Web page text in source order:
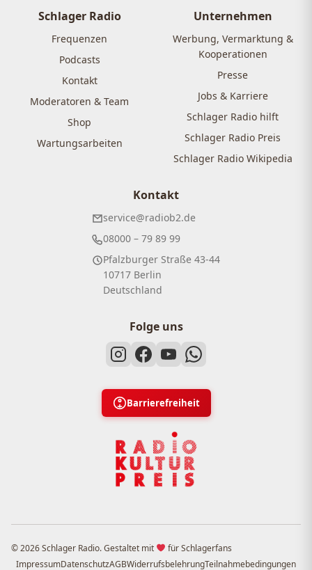
Beiträge
Schlager Radio
Frequenzen
Podcasts
Kontakt
Moderatoren & Team
Shop
Wartungsarbeiten
Unternehmen
Werbung, Vermarktung &
Kooperationen
Presse
Jobs & Karriere
Schlager Radio hilft
Schlager Radio Preis
Schlager Radio Wikipedia
Kontakt
service@radiob2.de
08000 – 79 89 99
Pfalzburger Straße 43-44
10717 Berlin
Deutschland
Folge uns
Barrierefreiheit
© 2026 Schlager Radio. Gestaltet mit
für Schlagerfans
ImpressumDatenschutzAGBWiderrufsbelehrungTeilnahmebedingungen